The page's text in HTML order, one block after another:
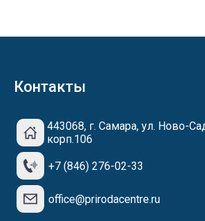
Контакты
443068, г. Самара, ул. Ново-
корп.106
+7 (846) 276-02-33
office@prirodacentre.ru